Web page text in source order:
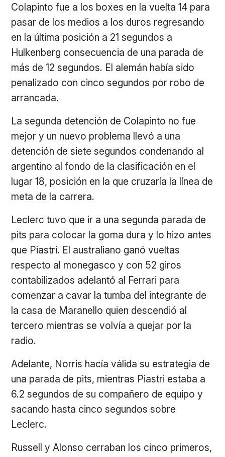
Colapinto fue a los boxes en la vuelta 14 para
pasar de los medios a los duros regresando
en la última posición a 21 segundos a
Hulkenberg consecuencia de una parada de
más de 12 segundos. El alemán había sido
penalizado con cinco segundos por robo de
arrancada.
La segunda detención de Colapinto no fue
mejor y un nuevo problema llevó a una
detención de siete segundos condenando al
argentino al fondo de la clasificación en el
lugar 18, posición en la que cruzaría la línea de
meta de la carrera.
Leclerc tuvo que ir a una segunda parada de
pits para colocar la goma dura y lo hizo antes
que Piastri. El australiano ganó vueltas
respecto al monegasco y con 52 giros
contabilizados adelantó al Ferrari para
comenzar a cavar la tumba del integrante de
la casa de Maranello quien descendió al
tercero mientras se volvía a quejar por la
radio.
Adelante, Norris hacía válida su estrategia de
una parada de pits, mientras Piastri estaba a
6.2 segundos de su compañero de equipo y
sacando hasta cinco segundos sobre
Leclerc.
Russell y Alonso cerraban los cinco primeros,